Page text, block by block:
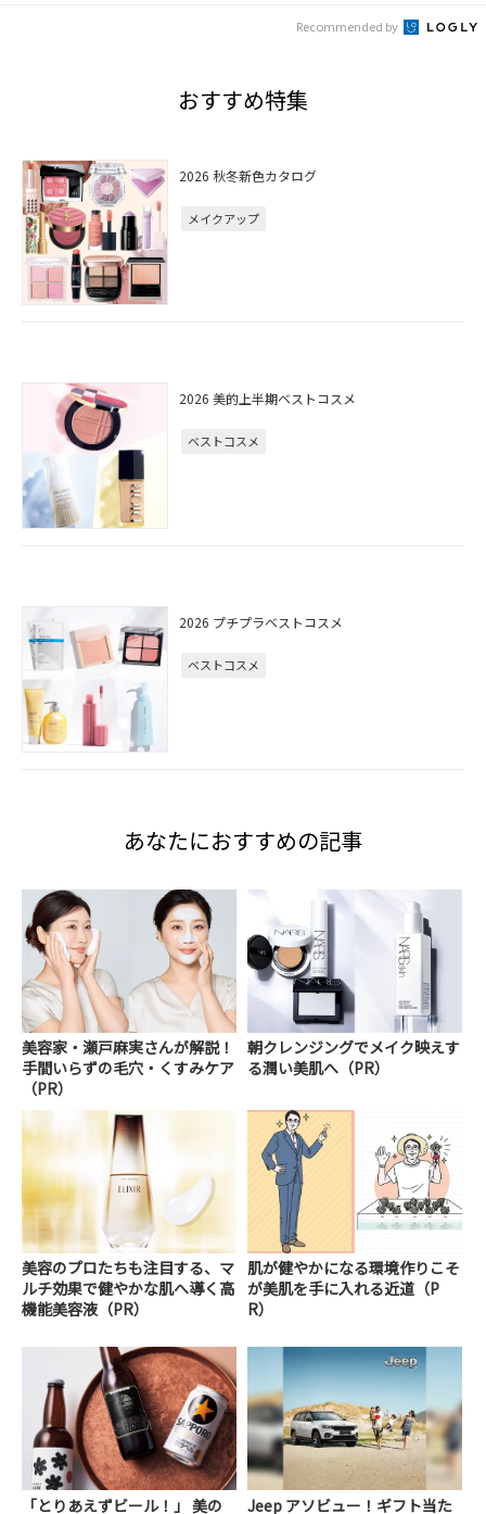
Recommended by
おすすめ特集
2026 秋冬新色カタログ
メイクアップ
2026 美的上半期ベストコスメ
ベストコスメ
2026 プチプラベストコスメ
ベストコスメ
あなたにおすすめの記事
美容家・瀬戸麻実さんが解説！
手間いらずの毛穴・くすみケア
（PR）
朝クレンジングでメイク映えす
る潤い美肌へ（PR）
美容のプロたちも注目する、マ
ルチ効果で健やかな肌へ導く高
機能美容液（PR）
肌が健やかになる環境作りこそ
が美肌を手に入れる近道（P
R）
「とりあえずビール！」 美の
Jeep アソビュー！ギフト当た